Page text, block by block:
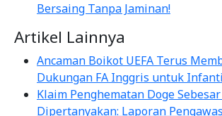
Bersaing Tanpa Jaminan!
Artikel Lainnya
Ancaman Boikot UEFA Terus
Dukungan FA Inggris untuk
Klaim Penghematan Doge
Dipertanyakan: Laporan